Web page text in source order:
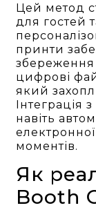
Цей метод
для гостей
принти
збереження
цифрові
який
навіть
моментів.
Як
Booth